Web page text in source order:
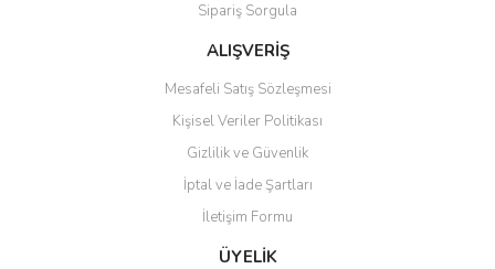
Ürün fiyatı diğer sitelerden daha pahalı.
Bu ürüne benzer farklı alternatifler olmalı.
Gönder
Sipariş Sorgula
ALIŞVERİŞ
Mesafeli Satış Sözleşmesi
Kişisel Veriler Politikası
Gizlilik ve Güvenlik
İptal ve İade Şartları
İletişim Formu
ÜYELİK